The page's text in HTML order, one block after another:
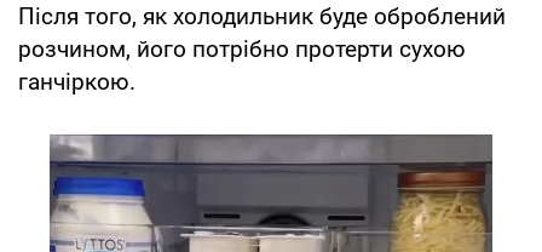
Після того, як холодильник буде оброблений
розчином, його потрібно протерти сухою
ганчіркою.